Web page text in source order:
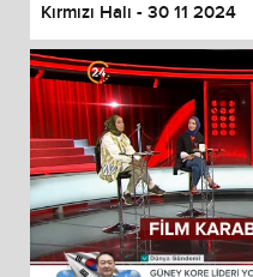
Kırmızı Halı - 30 11 2024